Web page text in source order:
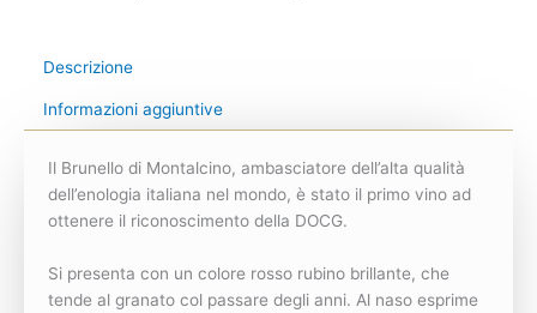
Descrizione
Informazioni aggiuntive
Il Brunello di Montalcino, ambasciatore dell’alta qualità
dell’enologia italiana nel mondo, è stato il primo vino ad
ottenere il riconoscimento della DOCG.
Si presenta con un colore rosso rubino brillante, che
tende al granato col passare degli anni. Al naso esprime